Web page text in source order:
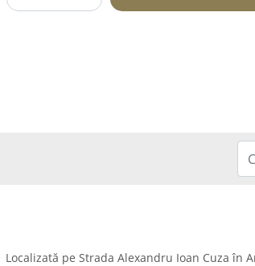
Localizată pe Strada Alexandru Ioan Cuza în